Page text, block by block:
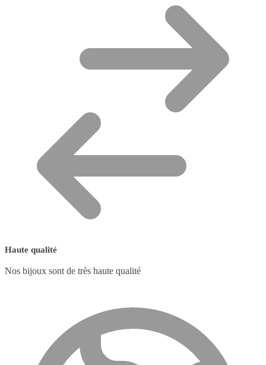
Haute qualité
Nos bijoux sont de très haute qualité